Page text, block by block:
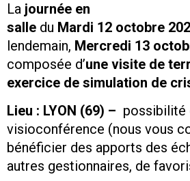
La journée en
salle du Mardi 12 octobre
lendemain, Mercredi 13
composée d’une visite de
exercice de simulation de
Lieu : LYON (69) – possibilité
visioconférence (nous vous
bénéficier des apports des
autres gestionnaires, de